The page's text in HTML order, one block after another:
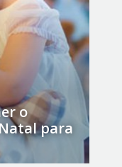
o
para